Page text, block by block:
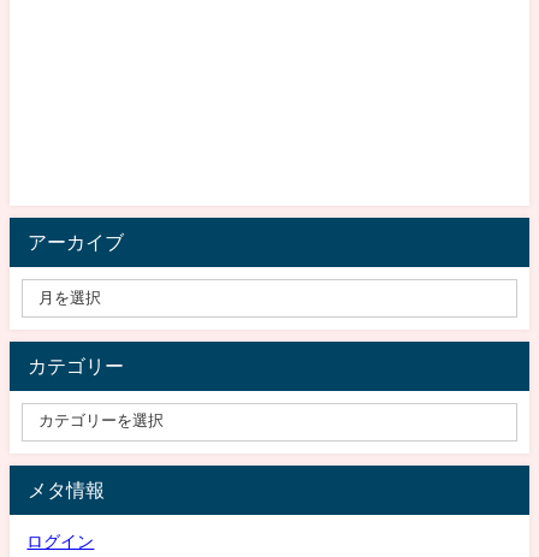
アーカイブ
カテゴリー
メタ情報
ログイン